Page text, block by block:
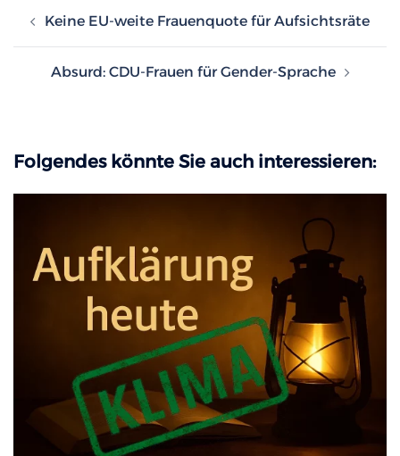
Keine EU-weite Frauenquote für Aufsichtsräte
Absurd: CDU-Frauen für Gender-Sprache
Folgendes könnte Sie auch interessieren: